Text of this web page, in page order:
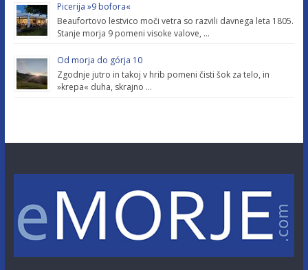
Picerija »9 bofora«
Beaufortovo lestvico moči vetra so razvili davnega leta 1805.
Stanje morja 9 pomeni visoke valove, …
Od morja do górja 10
Zgodnje jutro in takoj v hrib pomeni čisti šok za telo, in
»krepa« duha, skrajno …